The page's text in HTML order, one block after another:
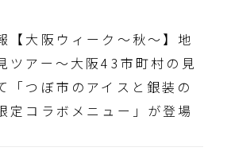
【大阪ウィーク〜秋〜】地
ツアー～大阪43市町村の見
「つぼ市のアイスと銀装の
定コラボメニュー」が登場